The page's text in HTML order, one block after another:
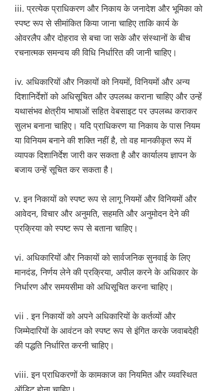
iii. प्रत्येक प्राधिकरण और निकाय के जनादेश और भूमिका को
स्पष्ट रूप से सीमांकित किया जाना चाहिए ताकि कार्य के
ओवरलैप और दोहराव से बचा जा सके और संस्थानों के बीच
रचनात्मक समन्वय की विधि निर्धारित की जानी चाहिए।
iv. अधिकारियों और निकायों को नियमों, विनियमों और अन्य
दिशानिर्देशों को अधिसूचित और उपलब्ध कराना चाहिए और उन्हें
यथासंभव क्षेत्रीय भाषाओं सहित वेबसाइट पर उपलब्ध कराकर
सुलभ बनाना चाहिए। यदि प्राधिकरण या निकाय के पास नियम
या विनियम बनाने की शक्ति नहीं है, तो वह मानकीकृत रूप में
व्यापक दिशानिर्देश जारी कर सकता है और कार्यालय ज्ञापन के
बजाय उन्हें सूचित कर सकता है।
v. इन निकायों को स्पष्ट रूप से लागू नियमों और विनियमों और
आवेदन, विचार और अनुमति, सहमति और अनुमोदन देने की
प्रक्रिया को स्पष्ट रूप से बताना चाहिए।
vi. अधिकारियों और निकायों को सार्वजनिक सुनवाई के लिए
मानदंड, निर्णय लेने की प्रक्रिया, अपील करने के अधिकार के
निर्धारण और समयसीमा को अधिसूचित करना चाहिए।
vii . इन निकायों को अपने अधिकारियों के कर्तव्यों और
जिम्मेदारियों के आवंटन को स्पष्ट रूप से इंगित करके जवाबदेही
की पद्धति निर्धारित करनी चाहिए।
viii. इन प्राधिकरणों के कामकाज का नियमित और व्यवस्थित